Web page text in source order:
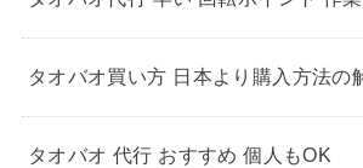
タオバオ買い方 日本より購入方法の
タオバオ 代行 おすすめ 個人もOK